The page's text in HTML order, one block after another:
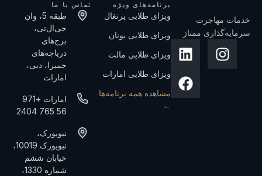
خدمات مهاجرت
سرمایه‌گذاری ممتاز
برنامه‌های ویژه
ویزای طلایی پرتغال
ویزای طلایی یونان
ویزای طلایی مالت
ویزای طلایی امارات
مشاهده همه برنامه‌ها
←
تماس با ما
طبقه 5، وان
جی‌ال‌تی،
برج‌های
دریاچه‌های
جمیرا، دبی،
امارات
امارات +971
56 765 2404
نیویورک،
نیویورک 10019،
خیابان ششم
شماره 1330،